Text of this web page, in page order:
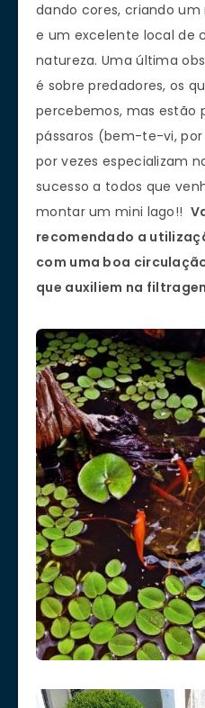
dando cores, criando
e um excelente local de
natureza. Uma última
é sobre predadores, os
percebemos, mas estão
pássaros (bem-te-vi,
por vezes especializam
sucesso a todos que
montar um mini lago!!
recomendado a
com uma boa
que auxiliem na